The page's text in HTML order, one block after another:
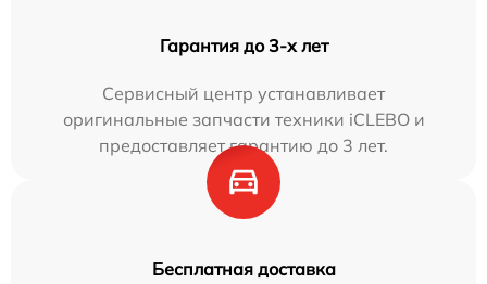
Гарантия до 3-х лет
Сервисный центр устанавливает
оригинальные запчасти техники iCLEBO и
предоставляет гарантию до 3 лет.
Бесплатная доставка